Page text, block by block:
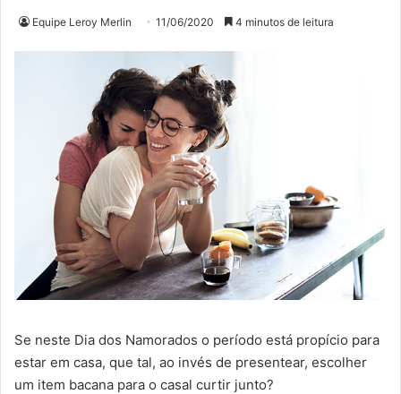
Equipe Leroy Merlin 11/06/2020 4 minutos de leitura
Se neste Dia dos Namorados o período está propício para
estar em casa, que tal, ao invés de presentear, escolher
um item bacana para o casal curtir junto?